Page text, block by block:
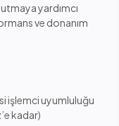
yardımcı
ve donanım
işlemci uyumluluğu
kadar)